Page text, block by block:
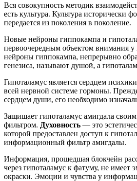
Вся совокупность методик
есть культура. Культура исторически
передается из поколения в поколение.
Новые нейроны гиппокампа и
первоочередным объектом внимания у
нейроны гиппокампа, непрерывно
генезиса, называют душой, а
Гипоталамус является сердцем
всей нервной системе гормоны.
сердцем души, его необходимо
Защищает гипоталамус амигдала
фильтром. Духовность — это
которой предоставлен доступ к
информационный фильтр амигдалы.
Информация, прошедшая блокчейн
через гипоталамус к фатуму, не имеет
окраски. Эмоции и чувства у